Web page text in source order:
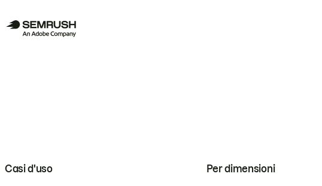
Casi d'uso Per dimensioni